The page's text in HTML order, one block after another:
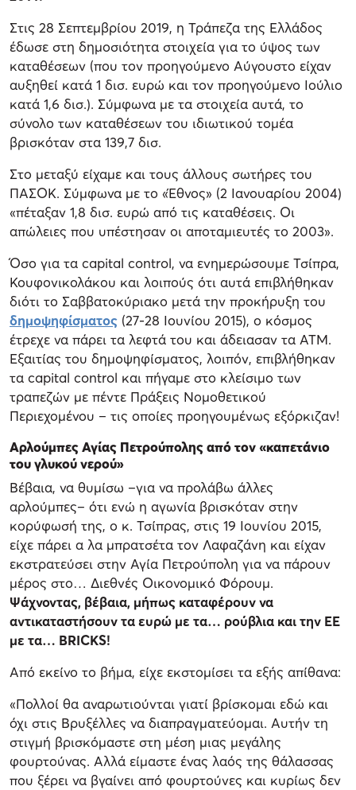
Στις 28 Σεπτεμβρίου 2019, η Τράπεζα της Ελλάδος
έδωσε στη δημοσιότητα στοιχεία για το ύψος των
καταθέσεων (που τον προηγούμενο Αύγουστο είχαν
αυξηθεί κατά 1 δισ. ευρώ και τον προηγούμενο Ιούλιο
κατά 1,6 δισ.). Σύμφωνα με τα στοιχεία αυτά, το
σύνολο των καταθέσεων του ιδιωτικού τομέα
βρισκόταν στα 139,7 δισ.
Στο μεταξύ είχαμε και τους άλλους σωτήρες του
ΠΑΣΟΚ. Σύμφωνα με το «Έθνος» (2 Ιανουαρίου 2004)
«πέταξαν 1,8 δισ. ευρώ από τις καταθέσεις. Οι
απώλειες που υπέστησαν οι αποταμιευτές το 2003».
Όσο για τα capital control, να ενημερώσουμε Τσίπρα,
Κουφονικολάκου και λοιπούς ότι αυτά επιβλήθηκαν
διότι το Σαββατοκύριακο μετά την προκήρυξη του
δημοψηφίσματος (27-28 Ιουνίου 2015), ο κόσμος
έτρεχε να πάρει τα λεφτά του και άδειασαν τα ATM.
Εξαιτίας του δημοψηφίσματος, λοιπόν, επιβλήθηκαν
τα capital control και πήγαμε στο κλείσιμο των
τραπεζών με πέντε Πράξεις Νομοθετικού
Περιεχομένου – τις οποίες προηγουμένως εξόρκιζαν!
Αρλούμπες Αγίας Πετρούπολης από τον «καπετάνιο
του γλυκού νερού»
Βέβαια, να θυμίσω –για να προλάβω άλλες
αρλούμπες– ότι ενώ η αγωνία βρισκόταν στην
κορύφωσή της, ο κ. Τσίπρας, στις 19 Ιουνίου 2015,
είχε πάρει α λα μπρατσέτα τον Λαφαζάνη και είχαν
εκστρατεύσει στην Αγία Πετρούπολη για να πάρουν
μέρος στο… Διεθνές Οικονομικό Φόρουμ.
Ψάχνοντας, βέβαια, μήπως καταφέρουν να
αντικαταστήσουν τα ευρώ με τα… ρούβλια και την ΕΕ
με τα… BRICKS!
Από εκείνο το βήμα, είχε εκστομίσει τα εξής απίθανα:
«Πολλοί θα αναρωτιούνται γιατί βρίσκομαι εδώ και
όχι στις Βρυξέλλες να διαπραγματεύομαι. Αυτήν τη
στιγμή βρισκόμαστε στη μέση μιας μεγάλης
φουρτούνας. Αλλά είμαστε ένας λαός της θάλασσας
που ξέρει να βγαίνει από φουρτούνες και κυρίως δεν